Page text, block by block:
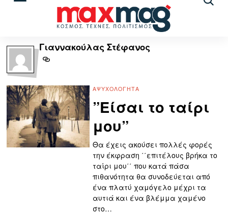
Γιαννακούλας Στέφανος
ΑΨΥΧΟΛΌΓΗΤΑ
”Είσαι το ταίρι
μου”
Θα έχεις ακούσει πολλές φορές
την έκφραση ΄΄επιτέλους βρήκα το
ταίρι μου΄΄ που κατά πάσα
πιθανότητα θα συνοδεύεται από
ένα πλατύ χαμόγελο μέχρι τα
αυτιά και ένα βλέμμα χαμένο
στο…